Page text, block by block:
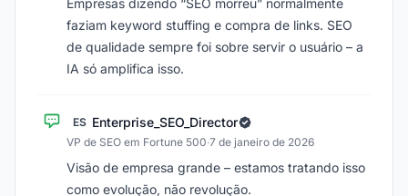
Empresas dizendo “SEO morreu” normalmente
faziam keyword stuffing e compra de links. SEO
de qualidade sempre foi sobre servir o usuário – a
IA só amplifica isso.
ES Enterprise_SEO_Director
VP de SEO em Fortune 500·7 de janeiro de 2026
Visão de empresa grande – estamos tratando isso
como evolução, não revolução.